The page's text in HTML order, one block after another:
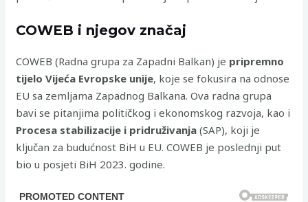
COWEB i njegov značaj
COWEB (Radna grupa za Zapadni Balkan) je pripremno
tijelo Vijeća Evropske unije, koje se fokusira na odnose
EU sa zemljama Zapadnog Balkana. Ova radna grupa
bavi se pitanjima političkog i ekonomskog razvoja, kao i
Procesa stabilizacije i pridruživanja (SAP), koji je
ključan za budućnost BiH u EU. COWEB je poslednji put
bio u posjeti BiH 2023. godine.